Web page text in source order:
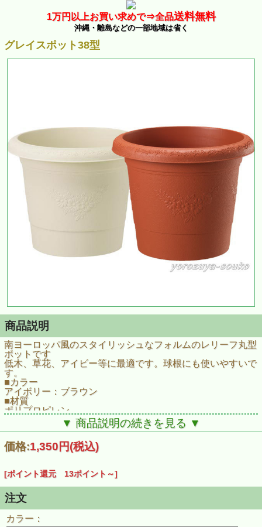
1万円以上お買い求めで⇒全品送料無料
沖縄・離島などの一部地域は省く
グレイスポット38型
商品説明
南ヨーロッパ風のスタイリッシュなフォルムのレリーフ丸型
ポットです
低木、草花、アイビー等に最適です。球根にも使いやすいで
す。
■カラー
アイボリー：ブラウン
■材質
ポリプロピレン
直径380×H310mm
■容量
16.0L
▼ 商品説明の続きを見る ▼
価格:1,350円(税込)
[ポイント還元 13ポイント～]
注文
カラー：